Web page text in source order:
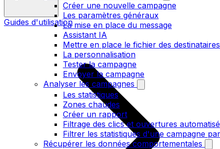
Créer une nouvelle campagne
Les paramètres généraux
La mise en place du message
Assistant IA
Mettre en place le fichier des destinataires
La personnalisation
Tester la campagne
Envoyer la campagne
Analyser les campagnes
Les statistiques
Zones chaudes
Créer un rapport
Filtrage des clics et ouvertures
Filtrer les statistiques d'une campagne
Récupérer les données comportementales
Guides d'utilisation